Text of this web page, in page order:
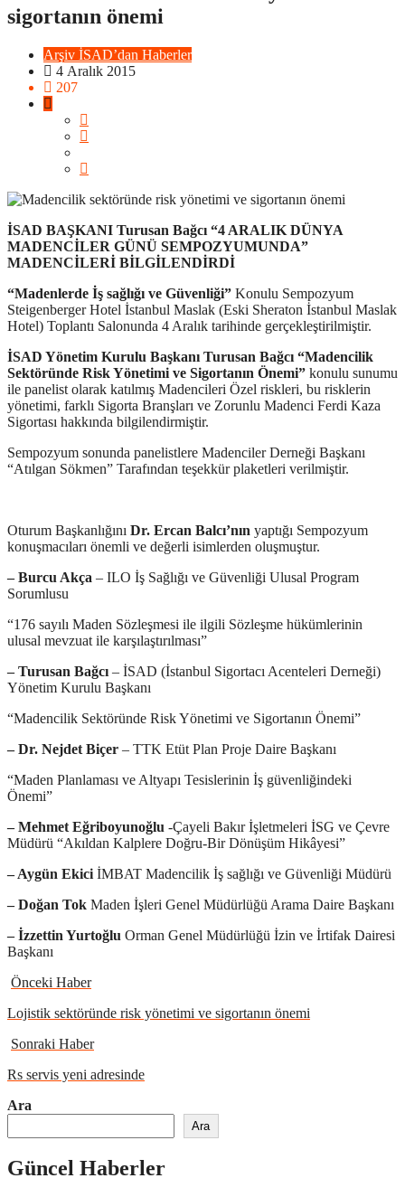
sigortanın önemi
Arşiv İSAD’dan Haberler
4 Aralık 2015
207
İSAD BAŞKANI Turusan Bağcı “4 ARALIK DÜNYA
MADENCİLER GÜNÜ SEMPOZYUMUNDA”
MADENCİLERİ BİLGİLENDİRDİ
“Madenlerde İş sağlığı ve Güvenliği” Konulu Sempozyum
Steigenberger Hotel İstanbul Maslak (Eski Sheraton İstanbul Maslak
Hotel) Toplantı Salonunda 4 Aralık tarihinde gerçekleştirilmiştir.
İSAD Yönetim Kurulu Başkanı Turusan Bağcı “Madencilik
Sektöründe Risk Yönetimi ve Sigortanın Önemi” konulu sunumu
ile panelist olarak katılmış Madencileri Özel riskleri, bu risklerin
yönetimi, farklı Sigorta Branşları ve Zorunlu Madenci Ferdi Kaza
Sigortası hakkında bilgilendirmiştir.
Sempozyum sonunda panelistlere Madenciler Derneği Başkanı
“Atılgan Sökmen” Tarafından teşekkür plaketleri verilmiştir.
Oturum Başkanlığını Dr. Ercan Balcı’nın yaptığı Sempozyum
konuşmacıları önemli ve değerli isimlerden oluşmuştur.
– Burcu Akça – ILO İş Sağlığı ve Güvenliği Ulusal Program
Sorumlusu
“176 sayılı Maden Sözleşmesi ile ilgili Sözleşme hükümlerinin
ulusal mevzuat ile karşılaştırılması”
– Turusan Bağcı – İSAD (İstanbul Sigortacı Acenteleri Derneği)
Yönetim Kurulu Başkanı
“Madencilik Sektöründe Risk Yönetimi ve Sigortanın Önemi”
– Dr. Nejdet Biçer – TTK Etüt Plan Proje Daire Başkanı
“Maden Planlaması ve Altyapı Tesislerinin İş güvenliğindeki
Önemi”
– Mehmet Eğriboyunoğlu -Çayeli Bakır İşletmeleri İSG ve Çevre
Müdürü “Akıldan Kalplere Doğru-Bir Dönüşüm Hikâyesi”
– Aygün Ekici İMBAT Madencilik İş sağlığı ve Güvenliği Müdürü
– Doğan Tok Maden İşleri Genel Müdürlüğü Arama Daire Başkanı
– İzzettin Yurtoğlu Orman Genel Müdürlüğü İzin ve İrtifak Dairesi
Başkanı
Önceki Haber
Lojistik sektöründe risk yönetimi ve sigortanın önemi
Sonraki Haber
Rs servis yeni adresinde
Ara
Ara
Güncel Haberler